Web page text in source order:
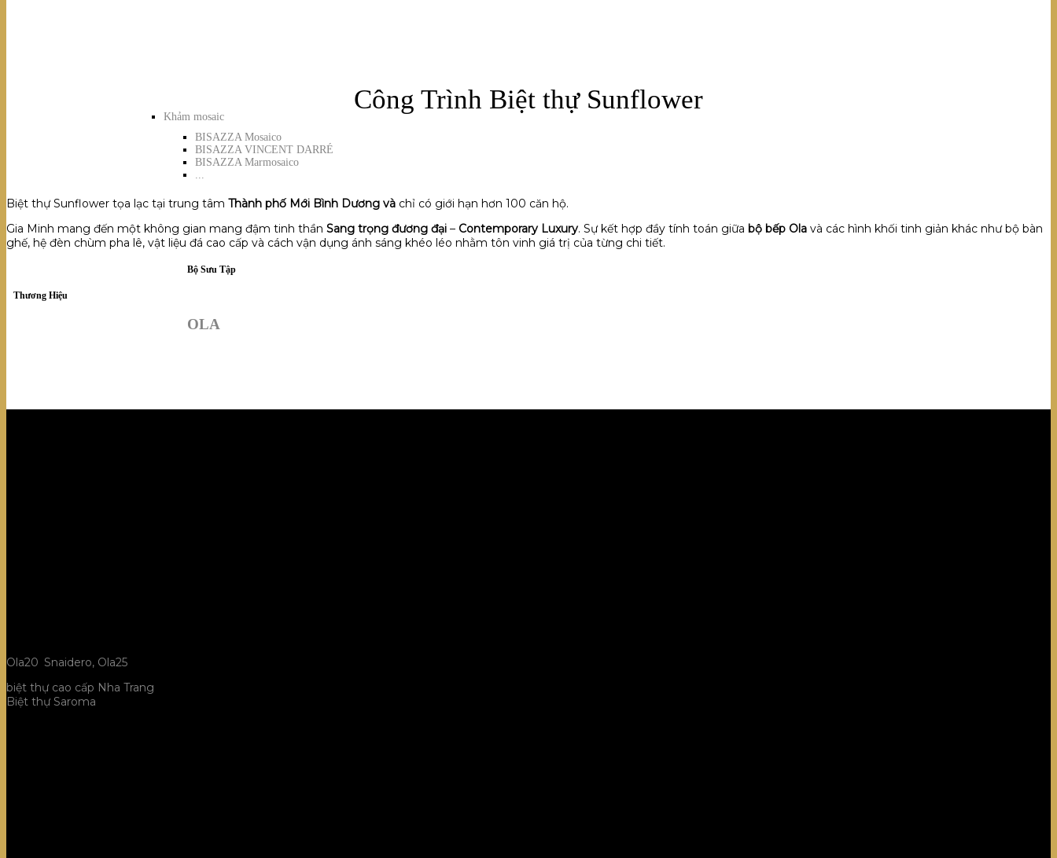
Khảm mosaic
BISAZZA Mosaico
BISAZZA VINCENT DARRÉ
BISAZZA Marmosaico
...
Công Trình Biệt thự Sunflower
Biệt thự Sunflower tọa lạc tại trung tâm Thành phố Mới Bình Dương và chỉ có giới hạn hơn 100 căn hộ.
Gia Minh mang đến một không gian mang đậm tinh thần Sang trọng đương đại – Contemporary Luxury. Sự kết hợp đầy tính toán giữa bộ bếp Ola và các hình khối tinh giản khác như bộ bàn
ghế, hệ đèn chùm pha lê, vật liệu đá cao cấp và cách vận dụng ánh sáng khéo léo nhằm tôn vinh giá trị của từng chi tiết.
Bộ Sưu Tập
Thương Hiệu
OLA
Ola20 Snaidero, Ola25
biệt thự cao cấp Nha Trang
Biệt thự Saroma